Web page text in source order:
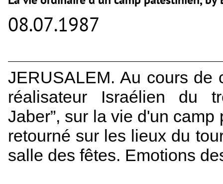
08.07.1987
JERUSALEM. Au cours
réalisateur Israélien du
Jaber”, sur la vie d'un
retourné sur les lieux du
salle des fêtes. Emotions